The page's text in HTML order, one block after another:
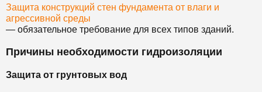
Защита конструкций стен фундамента от влаги и
агрессивной среды
— обязательное требование для всех типов зданий.
Причины необходимости гидроизоляции
Защита от грунтовых вод